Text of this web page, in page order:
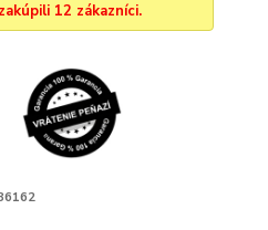
12 zákazníci.